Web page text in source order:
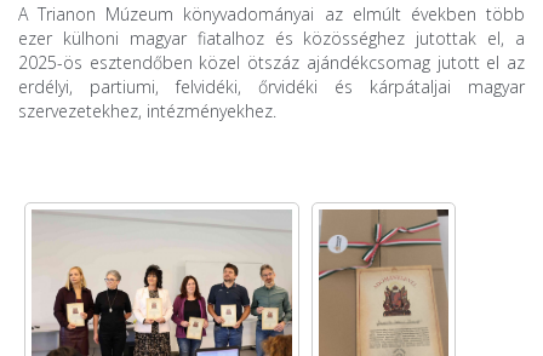
A Trianon Múzeum könyvadományai az elmúlt években több
ezer külhoni magyar fiatalhoz és közösséghez jutottak el, a
2025-ös esztendőben közel ötszáz ajándékcsomag jutott el az
erdélyi, partiumi, felvidéki, őrvidéki és kárpátaljai magyar
szervezetekhez, intézményekhez.